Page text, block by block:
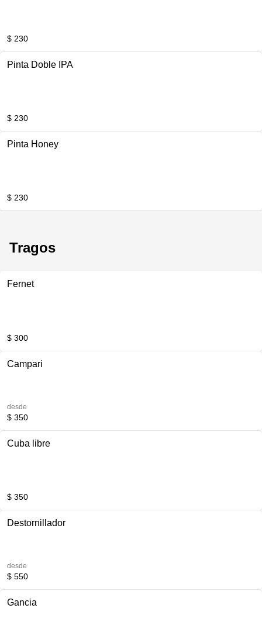
$ 230
Pinta Doble IPA
$ 230
Pinta Honey
$ 230
Tragos
Fernet
$ 300
Campari
desde
$ 350
Cuba libre
$ 350
Destornillador
desde
$ 550
Gancia